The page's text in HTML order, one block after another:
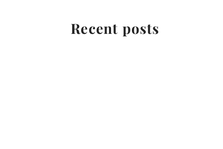
Recent posts